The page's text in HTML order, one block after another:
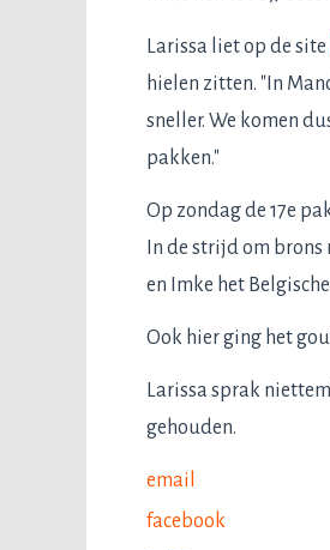
Larissa liet op de site
hielen zitten. "In
sneller. We komen
pakken."
Op zondag de 17e
In de strijd om
en Imke het
Ook hier ging het
Larissa sprak
gehouden.
email
facebook